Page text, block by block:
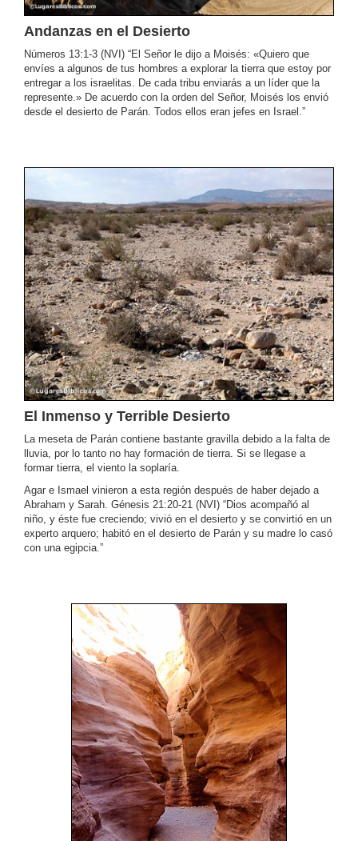
Andanzas en el Desierto
Números 13:1-3 (NVI) “El Señor le dijo a Moisés: «Quiero que
envíes a algunos de tus hombres a explorar la tierra que estoy por
entregar a los israelitas. De cada tribu enviarás a un líder que la
represente.» De acuerdo con la orden del Señor, Moisés los envió
desde el desierto de Parán. Todos ellos eran jefes en Israel.”
El Inmenso y Terrible Desierto
La meseta de Parán contiene bastante gravilla debido a la falta de
lluvia, por lo tanto no hay formación de tierra. Si se llegase a
formar tierra, el viento la soplaría.
Agar e Ismael vinieron a esta región después de haber dejado a
Abraham y Sarah. Génesis 21:20-21 (NVI) “Dios acompañó al
niño, y éste fue creciendo; vivió en el desierto y se convirtió en un
experto arquero; habitó en el desierto de Parán y su madre lo casó
con una egipcia.”